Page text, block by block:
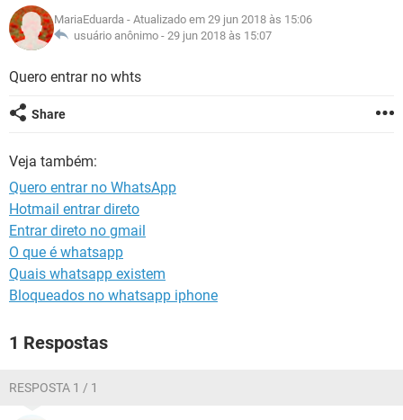
GUIA DE COMPRAS
INSTAGRAM GMAIL
GUIA DE COMPRAS
CELULAR
OUTLOOK EXCEL
JOGOS WHATSAPP
CELULAR
OUTLOOK
INSTAGRAM
GLOSSÁRIO
INSTAGRAM
GUIA DE COMPRAS
MariaEduarda - Atualizado em 29 jun 2018 às 15:06
usuário anônimo - 29 jun 2018 às 15:07
Quero entrar no whts
Share
Veja também:
Quero entrar no WhatsApp
Hotmail entrar direto
Entrar direto no gmail
O que é whatsapp
Quais whatsapp existem
Bloqueados no whatsapp iphone
1 Respostas
RESPOSTA 1 / 1